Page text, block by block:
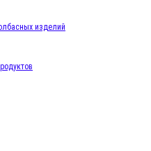
изделий